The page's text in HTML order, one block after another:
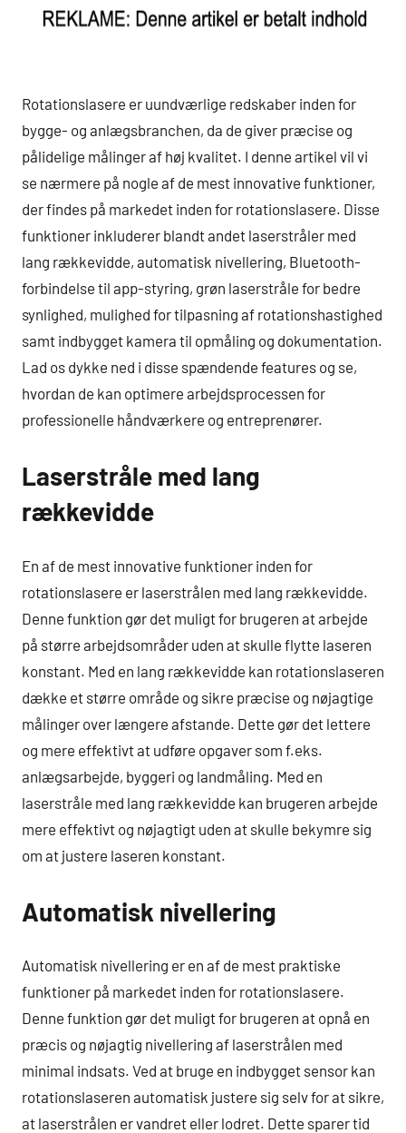
Rotationslasere er uundværlige redskaber inden for
bygge- og anlægsbranchen, da de giver præcise og
pålidelige målinger af høj kvalitet. I denne artikel vil vi
se nærmere på nogle af de mest innovative funktioner,
der findes på markedet inden for rotationslasere. Disse
funktioner inkluderer blandt andet laserstråler med
lang rækkevidde, automatisk nivellering, Bluetooth-
forbindelse til app-styring, grøn laserstråle for bedre
synlighed, mulighed for tilpasning af rotationshastighed
samt indbygget kamera til opmåling og dokumentation.
Lad os dykke ned i disse spændende features og se,
hvordan de kan optimere arbejdsprocessen for
professionelle håndværkere og entreprenører.
Laserstråle med lang
rækkevidde
En af de mest innovative funktioner inden for
rotationslasere er laserstrålen med lang rækkevidde.
Denne funktion gør det muligt for brugeren at arbejde
på større arbejdsområder uden at skulle flytte laseren
konstant. Med en lang rækkevidde kan rotationslaseren
dække et større område og sikre præcise og nøjagtige
målinger over længere afstande. Dette gør det lettere
og mere effektivt at udføre opgaver som f.eks.
anlægsarbejde, byggeri og landmåling. Med en
laserstråle med lang rækkevidde kan brugeren arbejde
mere effektivt og nøjagtigt uden at skulle bekymre sig
om at justere laseren konstant.
Automatisk nivellering
Automatisk nivellering er en af de mest praktiske
funktioner på markedet inden for rotationslasere.
Denne funktion gør det muligt for brugeren at opnå en
præcis og nøjagtig nivellering af laserstrålen med
minimal indsats. Ved at bruge en indbygget sensor kan
rotationslaseren automatisk justere sig selv for at sikre,
at laserstrålen er vandret eller lodret. Dette sparer tid